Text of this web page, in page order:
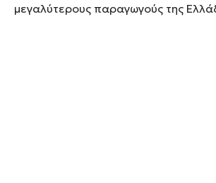
μεγαλύτερους παραγωγούς της